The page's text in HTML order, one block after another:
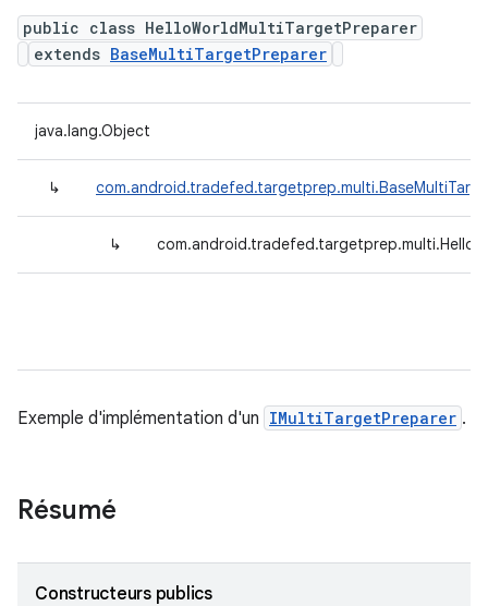
public class HelloWorldMultiTargetPreparer
extends BaseMultiTargetPreparer
java.lang.Object
↳
↳
Exemple d'implémentation d'un IMultiTargetPreparer .
Résumé
Constructeurs publics